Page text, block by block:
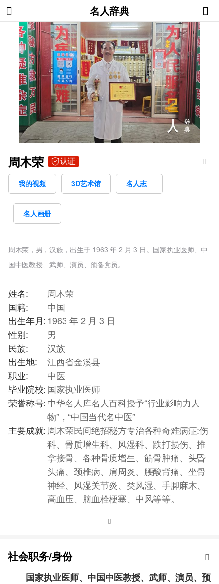
名人辞典
周木荣
我的视频 3D艺术馆 名人志
名人画册
周木荣，男，汉族，出生于 1963 年 2 月 3 日。国家执业医师、中
国中医教授、武师、演员、预备党员。
姓名:
周木荣
国籍:
中国
出生年月: 1963 年 2 月 3 日
性别:
男
民族:
汉族
出生地:
江西省金溪县
职业:
中医
毕业院校:国家执业医师
荣誉称号:中华名人库名人百科授予“行业影响力人
物”，“中国当代名中医”
主要成就: 周木荣民间绝招秘方专治各种奇难病症:伤
科、骨质增生科、风湿科、跌打损伤、推
拿接骨、各种骨质增生、筋骨肿痛、头昏
头痛、颈椎病、肩周炎、腰酸背痛、坐骨
神经、风湿关节炎、类风湿、手脚麻木、
高血压、脑血栓梗塞、中风等等。
社会职务/身份
国家执业医师、中国中医教授、武师、演员、预